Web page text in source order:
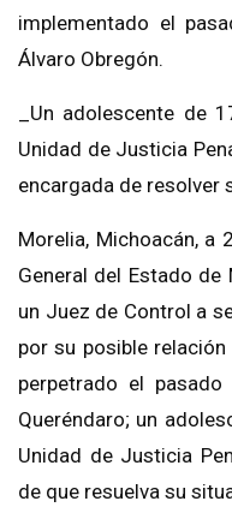
implementado el
Álvaro Obregón.
_Un adolescente de
Unidad de Justicia
encargada de resolver
Morelia, Michoacán, a
General del Estado de
un Juez de Control a
por su posible
perpetrado el
Queréndaro; un
Unidad de Justicia
de que resuelva su